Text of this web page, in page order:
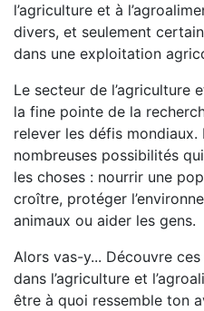
l’agriculture et à
divers, et seulement
dans une exploitation
Le secteur de l’agriculture
la fine pointe de la
relever les défis
nombreuses possibilités
les choses : nourrir une
croître, protéger
animaux ou aider les gens.
Alors vas-y... Découvre
dans l’agriculture et
être à quoi ressemble ton